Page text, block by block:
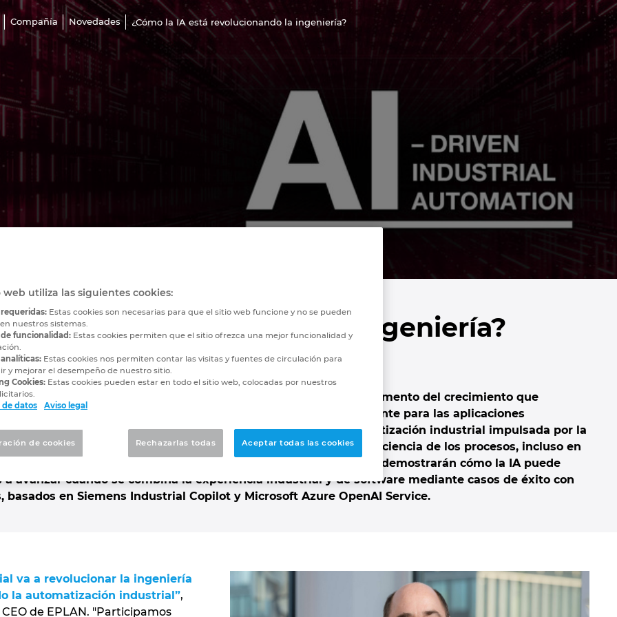
Compañía Novedades ¿Cómo la IA está revolucionando la ingeniería?
IA está revolucionando la ingeniería?
la inteligencia artificial es enorme y puede ser eficaz para el aumento del crecimiento que
la industria. Sin embargo, la IA debe aprovecharse adecuadamente para las aplicaciones
han marcado el camino en la Feria de Hannover. La automatización industrial impulsada por la
a aumentar su productividad, por ejemplo, al aumentar la eficiencia de los procesos, incluso en
y en la ingeniería de sistemas de planta. Las empresas afiliadas demostrarán cómo la IA puede
a avanzar cuando se combina la experiencia industrial y de software mediante casos de éxito con
basados ​​en Siemens Industrial Copilot y Microsoft Azure OpenAI Service.
va a revolucionar la ingeniería
la automatización industrial”,
de EPLAN. "Participamos
web utiliza las siguientes cookies:
Estas cookies son necesarias para que el sitio web funcione y no se pueden
nuestros sistemas.
de funcionalidad: Estas cookies permiten que el sitio ofrezca una mejor funcionalidad y
Estas cookies nos permiten contar las visitas y fuentes de circulación para
y mejorar el desempeño de nuestro sitio.
Cookies: Estas cookies pueden estar en todo el sitio web, colocadas por nuestros
de datos
Aviso legal
Rechazarlas todas Aceptar todas las cookies
de cookies